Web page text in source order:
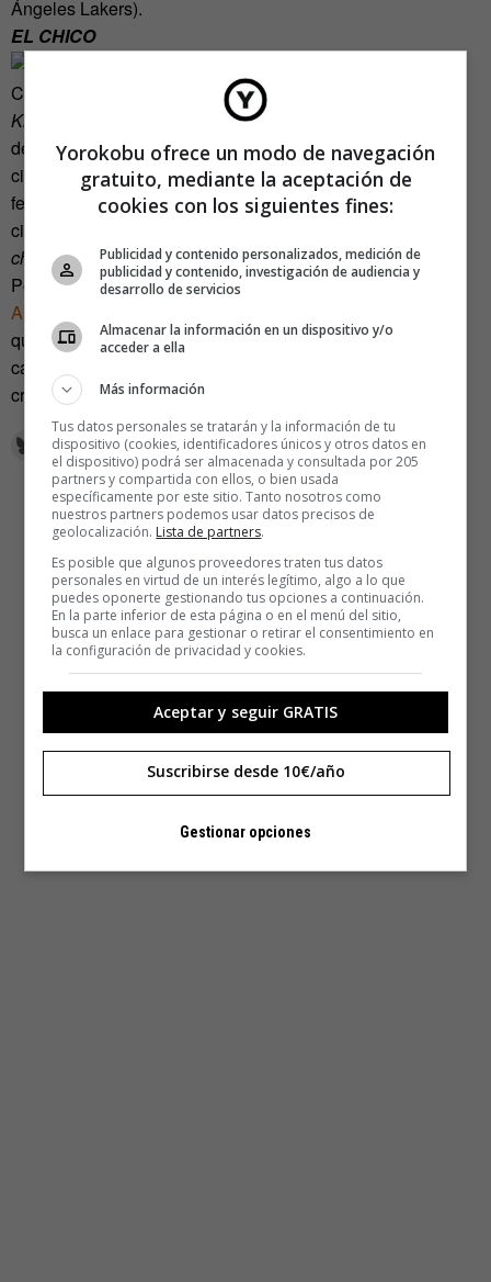
Ángeles Lakers).
EL CHICO
Charlot cogiendo la mano al protagonista de
Kid)
es un final feliz: el vagabundo lleva el bastón con la
derecha: se aleja con el niño como remarca la cámara
cinematográfica. No siempre ha conocido Charlot un final
feliz. Este rollo es metacinematográfico (cine que habla del
cine): nuestro visor de cartón enfoca la grabación de
chico.
Podríamos distraernos horas conlas creaciones de
Anastassia Elias
que jugábamos a ser piratas con catalejos de papel o de
cartón. Acotábamos la realidad a través de un tubo y nos
creíamos poderosos.
Yorokobu ofrece un modo de navegación
gratuito, mediante la aceptación de
cookies con los siguientes fines:
Publicidad y contenido personalizados, medición de
publicidad y contenido, investigación de audiencia y
desarrollo de servicios
Almacenar la información en un dispositivo y/o
acceder a ella
Más información
Tus datos personales se tratarán y la información de tu
dispositivo (cookies, identificadores únicos y otros datos en
el dispositivo) podrá ser almacenada y consultada por 205
partners y compartida con ellos, o bien usada
específicamente por este sitio. Tanto nosotros como
nuestros partners podemos usar datos precisos de
geolocalización. Lista de partners.
Es posible que algunos proveedores traten tus datos
personales en virtud de un interés legítimo, algo a lo que
puedes oponerte gestionando tus opciones a continuación.
En la parte inferior de esta página o en el menú del sitio,
busca un enlace para gestionar o retirar el consentimiento en
la configuración de privacidad y cookies.
Aceptar y seguir GRATIS
Suscribirse desde 10€/año
Gestionar opciones